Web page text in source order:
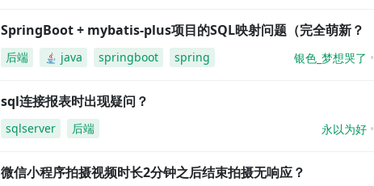
SpringBoot + mybatis-plus项目的SQL映射问题（完全萌新？
后端 java springboot spring 银色_梦想哭了
sql连接报表时出现疑问？
sqlserver 后端 永以为好
微信小程序拍摄视频时长2分钟之后结束拍摄无响应？